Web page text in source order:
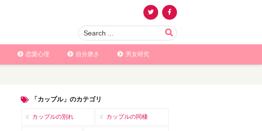
恋愛心理 自分磨き 男女研究
「カップル」のカテゴリ
カップルの別れ カップルの同棲